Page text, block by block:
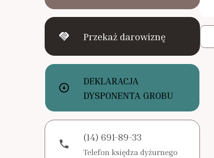
handshake Przekaż darowiznę
arrow_circle_down
DEKLARACJA
DYSPONENTA GROBU
phone
(14) 691-89-33
Telefon księdza dyżurnego